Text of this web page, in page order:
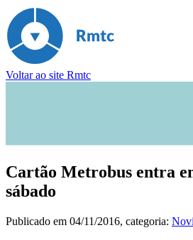
Voltar ao site Rmtc
Cartão Metrobus entra
sábado
Publicado em 04/11/2016, categoria: